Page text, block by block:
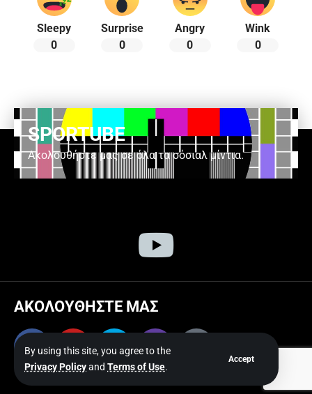
By using this site, you agree to the
Privacy Policyand Terms of Use.
Accept
Sleepy
0
Surprise
0
Angry
0
Wink
0
SPORTUBE
Ακολουθήστε μας σε όλα τα σόσιαλ μίντια.
ΑΚΟΛΟΥΘΗΣΤΕ ΜΑΣ